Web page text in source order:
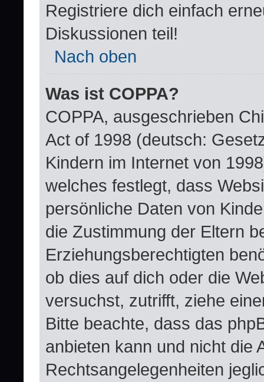
Registriere dich einfach
Diskussionen teil!
Nach oben
Was ist COPPA?
COPPA, ausgeschrieben
Act of 1998 (deutsch:
Kindern im Internet von
welches festlegt, dass
persönliche Daten von
die Zustimmung der Eltern
Erziehungsberechtigten
ob dies auf dich oder die
versuchst, zutrifft, ziehe
Bitte beachte, dass das
anbieten kann und nicht die
Rechtsangelegenheiten